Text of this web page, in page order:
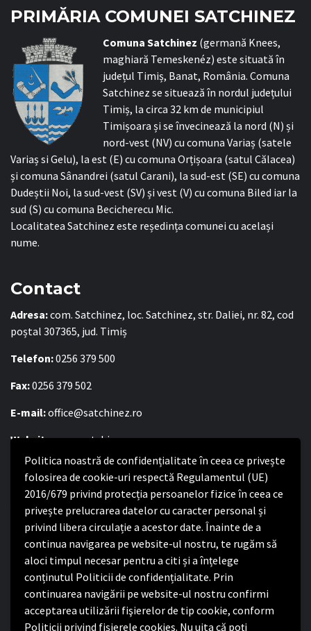
Politica noastră de confidențialitate în ceea ce privește
folosirea de cookie-uri respectă Regulamentul (UE)
2016/679 privind protecția persoanelor fizice în ceea ce
privește prelucrarea datelor cu caracter personal și
privind libera circulație a acestor date. Înainte de a
continua navigarea pe website-ul nostru, te rugăm să
aloci timpul necesar pentru a citi și a înțelege
conținutul Politicii de confidențialitate. Prin
continuarea navigării pe website-ul nostru confirmi
acceptarea utilizării fişierelor de tip cookie, conform
Politicii privind fișierele cookies. Nu uita că poți
PRIMĂRIA COMUNEI SATCHINEZ
Comuna Satchinez (germană Knees,
maghiară Temeskenéz) este situată în
județul Timiș, Banat, România. Comuna
Satchinez se situează în nordul județului
Timiș, la circa 32 km de municipiul
Timișoara și se învecinează la nord (N) și
nord-vest (NV) cu comuna Variaș (satele
Variaș si Gelu), la est (E) cu comuna Orțișoara (satul Călacea)
și comuna Sânandrei (satul Carani), la sud-est (SE) cu comuna
Dudeștii Noi, la sud-vest (SV) și vest (V) cu comuna Biled iar la
sud (S) cu comuna Becicherecu Mic.
Localitatea Satchinez este reședința comunei cu același
nume.
Contact
Adresa:com. Satchinez, loc. Satchinez, str. Daliei, nr. 82, cod
poștal 307365, jud. Timiș
Telefon:0256 379 500
Fax:0256 379 502
E-mail:office@satchinez.ro
Website:www.satchinez.ro
Program cu publicul:
Luni – Joi:8:00-16:30
Vineri:8:00 – 14:00
Politica de confidențialitate
Politica de confidențialitate
Nota de informare privind implementarea Regulamentului
(UE) 2016/679